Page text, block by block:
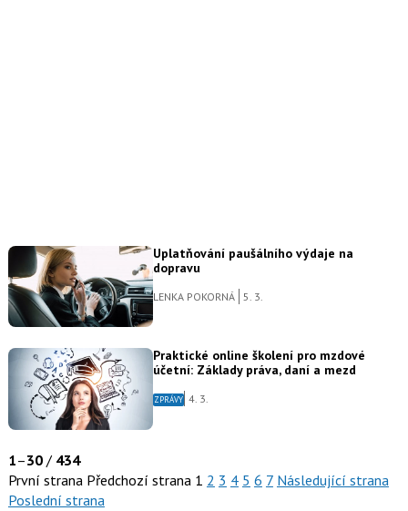
Uplatňování paušálního výdaje na
dopravu
LENKA POKORNÁ 5. 3.
Praktické online školení pro mzdové
účetní: Základy práva, daní a mezd
ZPRÁVY 4. 3.
1–30/ 434
První strana Předchozí strana 1 2 3 4 5 6 7 Následující strana
Poslední strana